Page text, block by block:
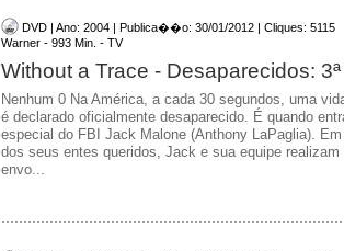
DVD | Ano: 2004 | Publica��o: 30/01/2012 | Cliques: 5115
Warner - 993 Min. - TV
Without a Trace - Desaparecidos:
Nenhum 0 Na América, a cada 30 segundos, uma
é declarado oficialmente desaparecido. É quando
especial do FBI Jack Malone (Anthony LaPaglia).
dos seus entes queridos, Jack e sua equipe realizam
envo...